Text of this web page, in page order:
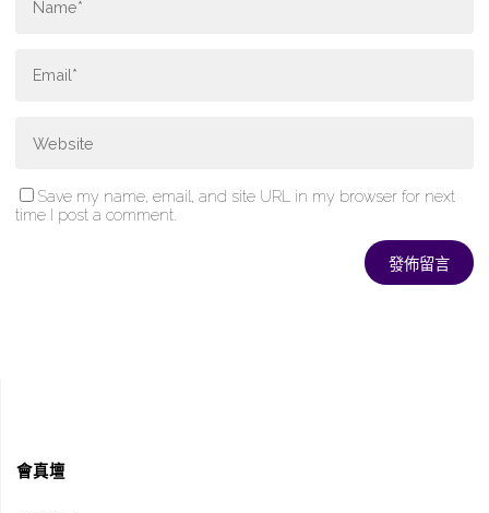
Save my name, email, and site URL in my browser for next
time I post a comment.
會真壇